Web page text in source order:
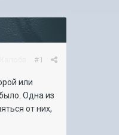
#1
или
Одна из
от них,